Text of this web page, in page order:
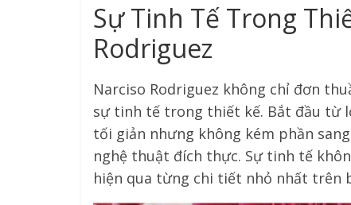
Sự Tinh Tế Trong
Rodriguez
Narciso Rodriguez không chỉ đơn
sự tinh tế trong thiết kế. Bắt đầu từ
tối giản nhưng không kém phần
nghệ thuật đích thực. Sự tinh tế
hiện qua từng chi tiết nhỏ nhất trên